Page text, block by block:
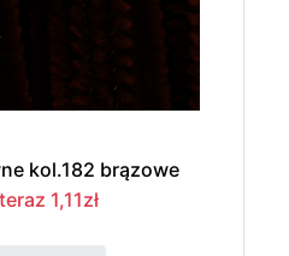
kol.182 brązowe
teraz 1,11zł